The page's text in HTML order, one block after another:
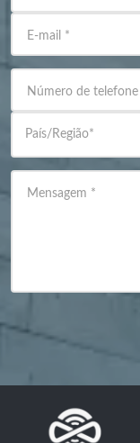
E-mail *
Número de telefone
País/Região*
Mensagem *